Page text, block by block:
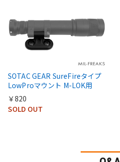
SOTAC GEAR SureFireタイプ
LowProマウント M-LOK用
￥820
SOLD OUT